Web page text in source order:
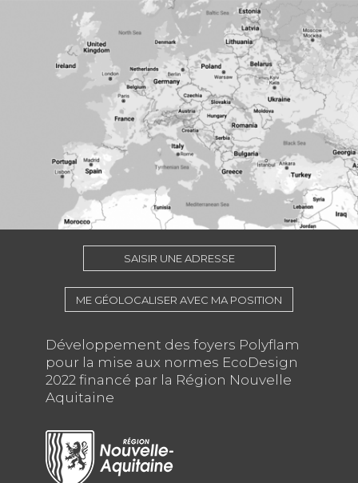
SAISIR UNE ADRESSE
ME GÉOLOCALISER AVEC MA POSITION
Développement des foyers Polyflam
pour la mise aux normes EcoDesign
2022 financé par la Région Nouvelle
Aquitaine